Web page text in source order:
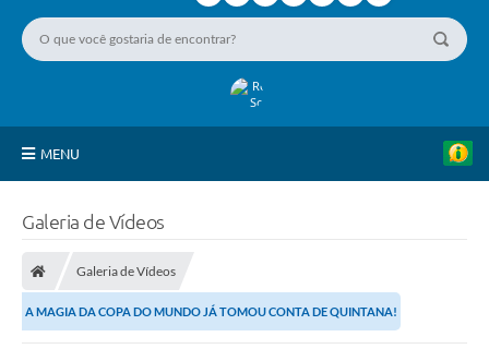
MENU
Secretarias
Galeria de Vídeos
Galeria de Vídeos
A MAGIA DA COPA DO MUNDO JÁ TOMOU CONTA DE QUINTANA!